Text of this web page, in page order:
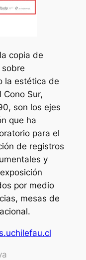
copia de
la estética de
Sur,
son los ejes
que ha
para el
de registros
y
por medio
mesas de
uchilefau.cl